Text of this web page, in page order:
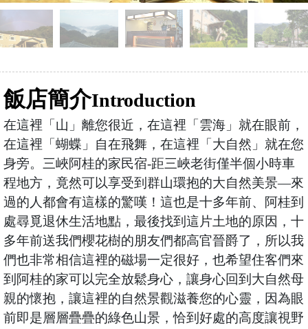
飯店簡介Introduction
在這裡「山」離您很近，在這裡「雲海」就在眼前，
在這裡「蝴蝶」自在飛舞，在這裡「大自然」就在您
身旁。三峽阿桂的家民宿-距三峽老街僅半個小時車
程地方，竟然可以享受到群山環抱的大自然美景—來
過的人都會有這樣的驚嘆！這也是十多年前、阿桂到
處尋覓退休生活地點，最後找到這片土地的原因，十
多年前送我們櫻花樹的朋友們都高官晉爵了，所以我
們也非常相信這裡的磁場一定很好，也希望住客們來
到阿桂的家可以完全放鬆身心，讓身心回到大自然母
親的懷抱，讓這裡的自然景觀滋養您的心靈，因為眼
前即是層層疊疊的綠色山景，恰到好處的高度讓視野